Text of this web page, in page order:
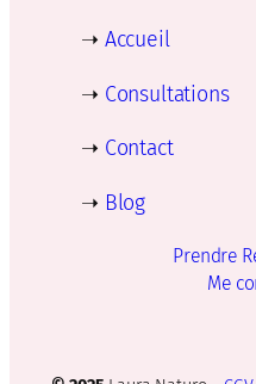
➝ Accueil
➝ Consultations
➝ Contact
➝ Blog
Prendre
Me